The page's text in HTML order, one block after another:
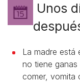
Unos
La madre está
no tiene ganas
comer, vomita